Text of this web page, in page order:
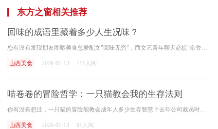
东方之窗相关推荐
回味的成语里藏着多少人生况味？
您有没有发现朋友圈晒美食总爱配文"回味无穷"，而文艺青年聊天必提"余香满口"？这些带"回味"的成语就像老祖宗留给我们的味觉记忆卡，今天咱们就掰开揉碎了聊聊，保准您听完能用
山西美食 2026-01-13 111人阅
喵卷卷的冒险哲学：一只猫教会我的生存法则
你有没有想过，一只猫的冒险能教会成年人多少生存智慧？去年公司裁员时，我抱着纸箱站在写字楼门口，突然想起《喵卷卷来了》里那个举着猫眼相机的身影——这只总在奇怪地方打
山西美食 2026-01-13 91人阅